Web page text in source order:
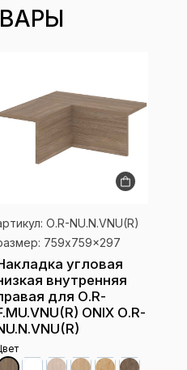
О.R-NU.N.VNU(R)
759x759x297
угловая
внутренняя
для О.R-
ONIX О.R-